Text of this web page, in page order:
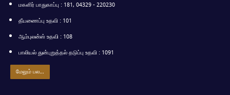
மகளிர் பாதுகாப்பு : 181, 04329 - 220230
தீயணைப்பு உதவி : 101
ஆம்புலன்ஸ் உதவி : 108
பாலியல் துன்புறுத்தல் தடுப்பு உதவி : 1091
மேலும் பல…